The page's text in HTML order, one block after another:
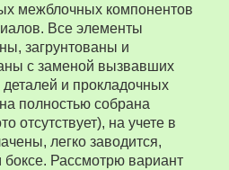
межблочных компонентов
Все элементы
загрунтованы и
с заменой вызвавших
и прокладочных
полностью собрана
отсутствует), на учете в
легко заводится,
боксе. Рассмотрю вариант